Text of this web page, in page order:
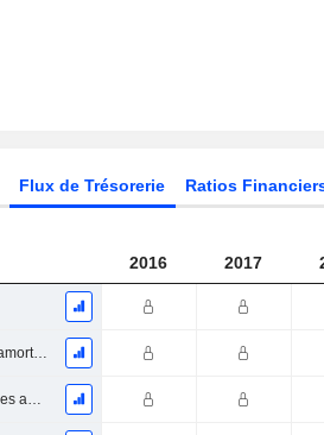
Flux de Trésorerie Ratios
2016 2017
Dépréciation, épuisement et amortissement
Dépréciation du goodwill et des actifs intangibles